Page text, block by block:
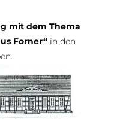
mit dem Thema
Forner“ in den